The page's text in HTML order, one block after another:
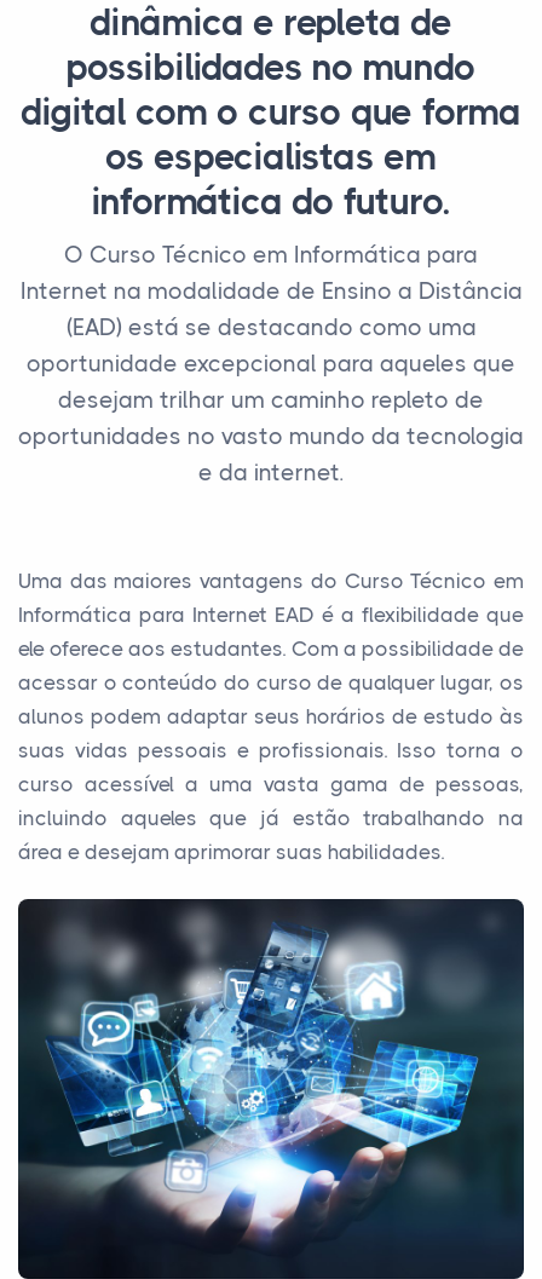
dinâmica e repleta de
possibilidades no mundo
digital com o curso que forma
os especialistas em
informática do futuro.
O Curso Técnico em Informática para
Internet na modalidade de Ensino a Distância
(EAD) está se destacando como uma
oportunidade excepcional para aqueles que
desejam trilhar um caminho repleto de
oportunidades no vasto mundo da tecnologia
e da internet.
Uma das maiores vantagens do Curso Técnico em
Informática para Internet EAD é a flexibilidade que
ele oferece aos estudantes. Com a possibilidade de
acessar o conteúdo do curso de qualquer lugar, os
alunos podem adaptar seus horários de estudo às
suas vidas pessoais e profissionais. Isso torna o
curso acessível a uma vasta gama de pessoas,
incluindo aqueles que já estão trabalhando na
área e desejam aprimorar suas habilidades.